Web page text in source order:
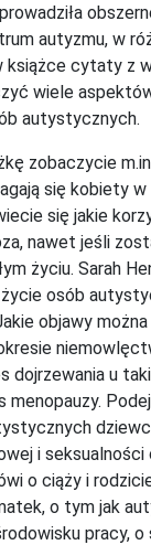
autyzmu, w
książce cytaty z
wiele
autystycznych.
zobaczycie
się kobiety
się jakie
nawet jeśli
życiu. Sarah
osób
objawy
dojrzewania u
menopauzy.
i seksualności
o ciąży i
o tym jak
pracy,